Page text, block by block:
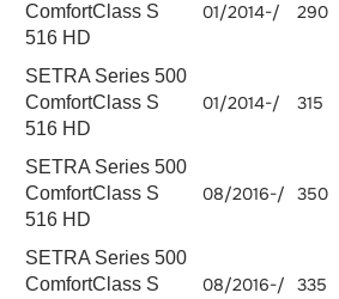
ComfortClass S
516 HD
01/2014-/ 290
SETRA Series 500
ComfortClass S
516 HD
01/2014-/ 315
SETRA Series 500
ComfortClass S
516 HD
08/2016-/ 350
SETRA Series 500
ComfortClass S
08/2016-/ 335